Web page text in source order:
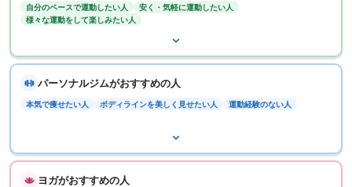
自分のペースで運動したい人
安く・気軽に運動したい人
様々な運動をして楽しみたい人
パーソナルジムがおすすめの人
本気で痩せたい人 ボディラインを美しく見せたい人 運動経験のない人
ヨガがおすすめの人